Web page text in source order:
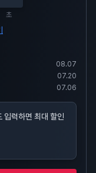
초
08.07
07.20
07.06
력하면 최대 할인